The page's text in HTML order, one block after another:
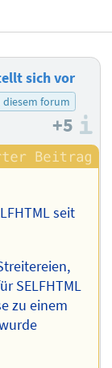
sich vor
diesem forum
+5
seit
SELFHTML
zu einem